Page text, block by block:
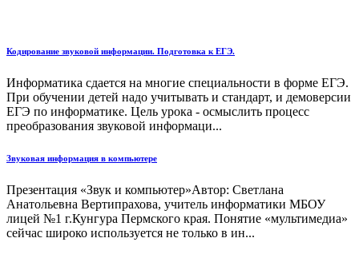
Кодирование звуковой информации. Подготовка к ЕГЭ.
Информатика сдается на многие специальности в форме ЕГЭ.
При обучении детей надо учитывать и стандарт, и демоверсии
ЕГЭ по информатике. Цель урока - осмыслить процесс
преобразования звуковой информаци...
Звуковая информация в компьютере
Презентация «Звук и компьютер»Автор: Светлана
Анатольевна Вертипрахова, учитель информатики МБОУ
лицей №1 г.Кунгура Пермского края. Понятие «мультимедиа»
сейчас широко используется не только в ин...